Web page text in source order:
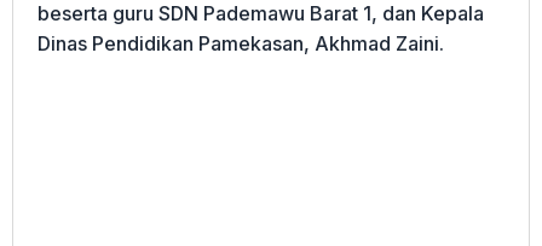
beserta guru SDN Pademawu Barat 1, dan Kepala
Dinas Pendidikan Pamekasan, Akhmad Zaini.